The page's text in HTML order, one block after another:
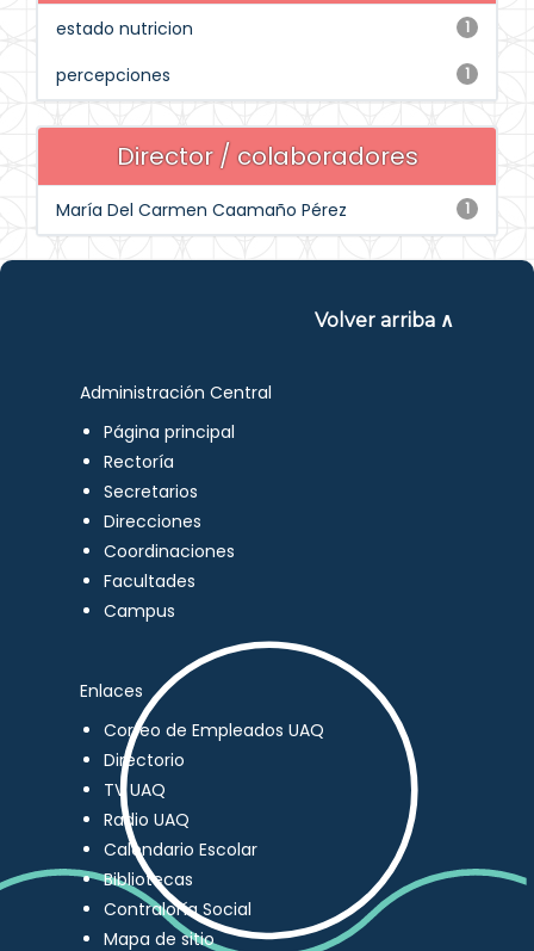
1
estado nutricion
1
percepciones
Director / colaboradores
1
María Del Carmen Caamaño Pérez
Volver arriba ∧
Administración Central
Página principal
Rectoría
Secretarios
Direcciones
Coordinaciones
Facultades
Campus
Enlaces
Correo de Empleados UAQ
Directorio
TV UAQ
Radio UAQ
Calendario Escolar
Bibliotecas
Contraloría Social
Mapa de sitio